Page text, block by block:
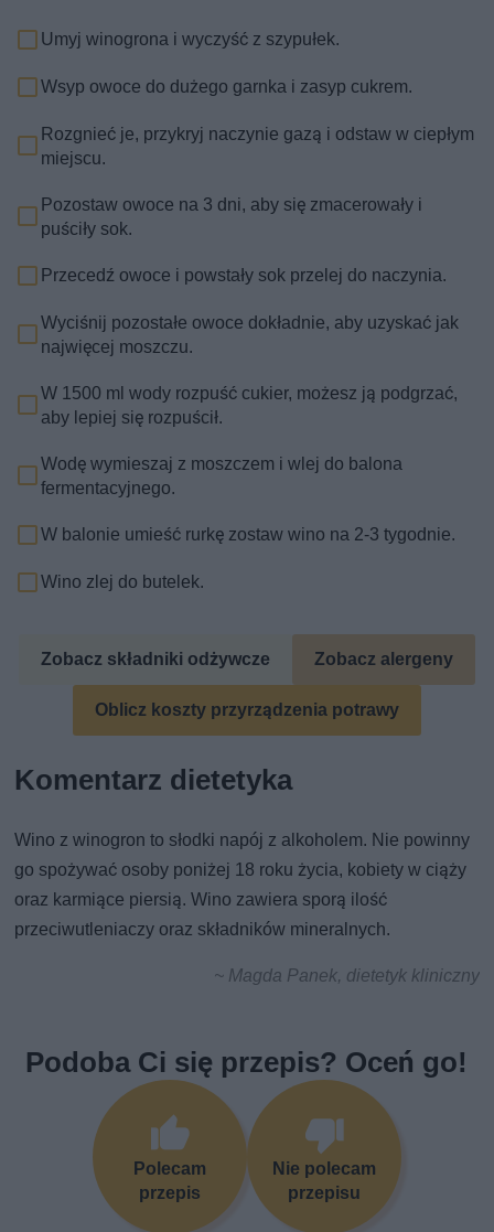
Umyj winogrona i wyczyść z szypułek.
Wsyp owoce do dużego garnka i zasyp cukrem.
Rozgnieć je, przykryj naczynie gazą i odstaw w ciepłym
miejscu.
Pozostaw owoce na 3 dni, aby się zmacerowały i
puściły sok.
Przecedź owoce i powstały sok przelej do naczynia.
Wyciśnij pozostałe owoce dokładnie, aby uzyskać jak
najwięcej moszczu.
W 1500 ml wody rozpuść cukier, możesz ją podgrzać,
aby lepiej się rozpuścił.
Wodę wymieszaj z moszczem i wlej do balona
fermentacyjnego.
W balonie umieść rurkę zostaw wino na 2-3 tygodnie.
Wino zlej do butelek.
Zobacz składniki odżywcze Zobacz alergeny
Oblicz koszty przyrządzenia potrawy
Komentarz dietetyka
Wino z winogron to słodki napój z alkoholem. Nie powinny
go spożywać osoby poniżej 18 roku życia, kobiety w ciąży
oraz karmiące piersią. Wino zawiera sporą ilość
przeciwutleniaczy oraz składników mineralnych.
~ Magda Panek, dietetyk kliniczny
Podoba Ci się przepis? Oceń go!
Polecam
przepis
Nie polecam
przepisu